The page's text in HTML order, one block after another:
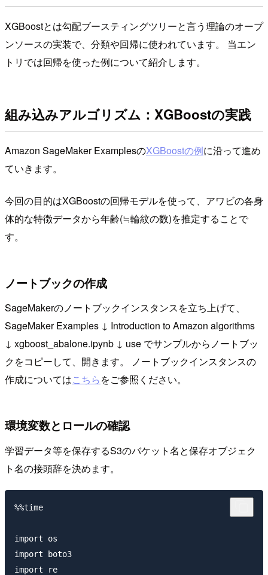
XGBoostとは勾配ブースティングツリーと言う理論のオープ
ンソースの実装で、分類や回帰に使われています。 当エン
トリでは回帰を使った例について紹介します。
組み込みアルゴリズム：XGBoostの実践
Amazon SageMaker ExamplesのXGBoostの例に沿って進め
ていきます。
今回の目的はXGBoostの回帰モデルを使って、アワビの各身
体的な特徴データから年齢(≒輪紋の数)を推定することで
す。
ノートブックの作成
SageMakerのノートブックインスタンスを立ち上げて、
SageMaker Examples ↓ Introduction to Amazon algorithms
↓ xgboost_abalone.ipynb ↓ use でサンプルからノートブッ
クをコピーして、開きます。 ノートブックインスタンスの
作成についてはこちらをご参照ください。
環境変数とロールの確認
学習データ等を保存するS3のバケット名と保存オブジェク
ト名の接頭辞を決めます。
%%time
import os
import boto3
import re